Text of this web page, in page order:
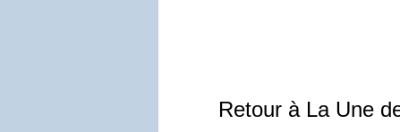
Retour à La Une